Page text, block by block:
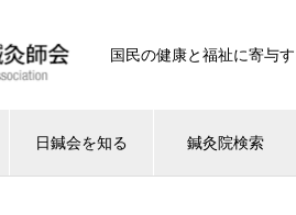
国民の健康と福祉に寄与
日鍼会を知る 鍼灸院検索